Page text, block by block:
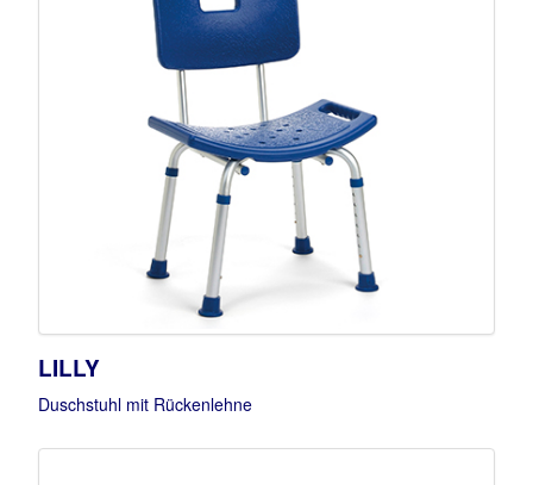
LILLY
Duschstuhl mit Rückenlehne